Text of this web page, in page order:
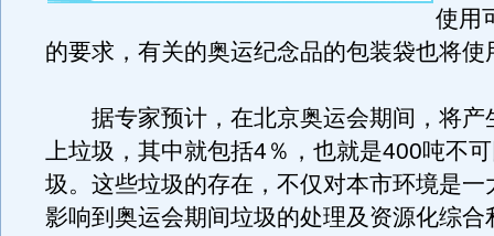
使用
的要求，有关的奥运纪念品的包装袋也将使
据专家预计，在北京奥运会期间，将产
上垃圾，其中就包括4％，也就是400吨不
圾。这些垃圾的存在，不仅对本市环境是一
影响到奥运会期间垃圾的处理及资源化综合